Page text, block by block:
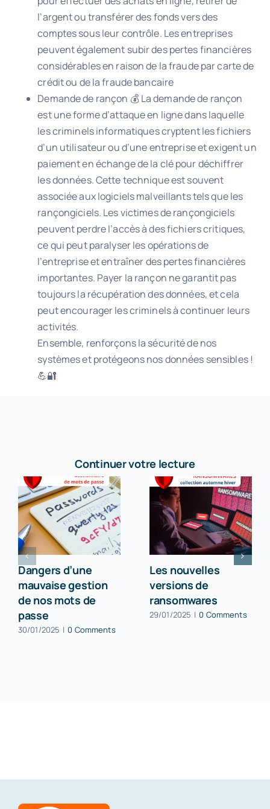
l’argent ou transférer des fonds vers des
comptes sous leur contrôle. Les entreprises
peuvent également subir des pertes financières
considérables en raison de la fraude par carte de
crédit ou de la fraude bancaire
Demande de rançon 💰 La demande de rançon
est une forme d’attaque en ligne dans laquelle
les criminels informatiques cryptent les fichiers
d’un utilisateur ou d’une entreprise et exigent un
paiement en échange de la clé pour déchiffrer
les données. Cette technique est souvent
associée aux logiciels malveillants tels que les
rançongiciels. Les victimes de rançongiciels
peuvent perdre l’accès à des fichiers critiques,
ce qui peut paralyser les opérations de
l’entreprise et entraîner des pertes financières
importantes. Payer la rançon ne garantit pas
toujours la récupération des données, et cela
peut encourager les criminels à continuer leurs
activités.
Ensemble, renforçons la sécurité de nos
systèmes et protégeons nos données sensibles !
💪🔐
Continuer votre lecture
Dangers d’une
mauvaise gestion
de nos mots de
passe
30/01/2025 | 0 Comments
Les nouvelles
versions de
ransomwares
29/01/2025 | 0 Comments